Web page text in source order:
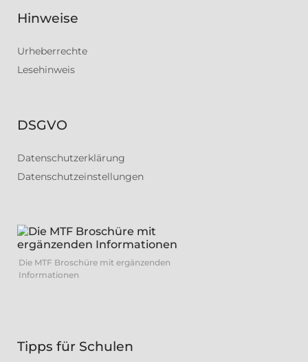
Hinweise
Urheberrechte
Lesehinweis
DSGVO
Datenschutzerklärung
Datenschutzeinstellungen
Die MTF Broschüre mit ergänzenden
Informationen
Tipps für Schulen